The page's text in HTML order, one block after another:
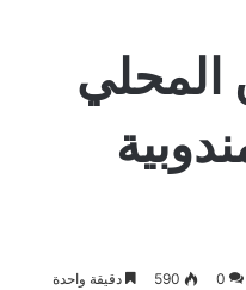
0
590 دقيقة واحدة